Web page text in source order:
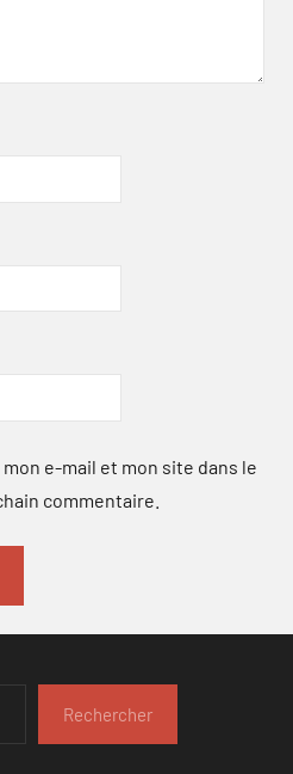
e-mail et mon site dans le
commentaire.
Rechercher